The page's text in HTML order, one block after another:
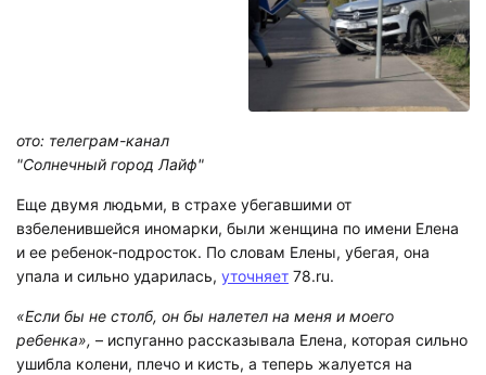
ото: телеграм-канал
"Солнечный город Лайф"
Еще двумя людьми, в страхе убегавшими от
взбеленившейся иномарки, были женщина по имени Елена
и ее ребенок-подросток. По словам Елены, убегая, она
упала и сильно ударилась, уточняет 78.ru.
«Если бы не столб, он бы налетел на меня и моего
ребенка», – испуганно рассказывала Елена, которая сильно
ушибла колени, плечо и кисть, а теперь жалуется на